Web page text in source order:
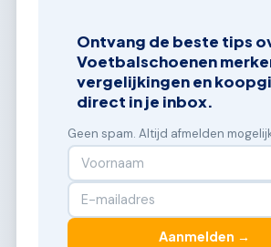
Ontvang de beste tips
Voetbalschoenen
vergelijkingen en
direct in je inbox.
Geen spam. Altijd afmelden
Aanmelden →